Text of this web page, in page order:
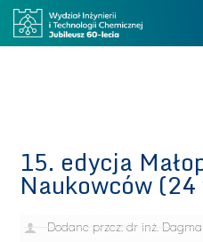
15. edycja
Naukowców
Dodane przez: dr inż.